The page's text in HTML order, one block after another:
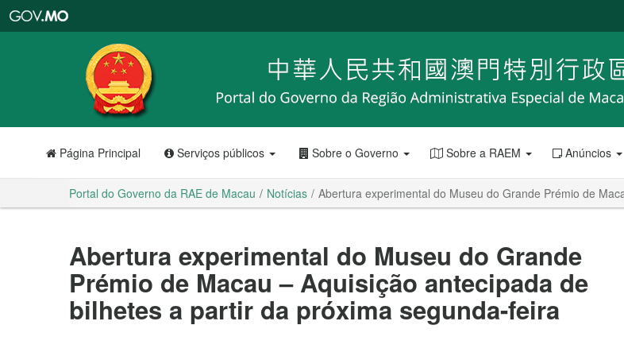
RAE
de
Macau
Página Principal Serviços públicos Sobre o Governo Sobre a RAEM Anúncios
Portal do Governo da RAE de Macau Notícias Abertura experimental do Museu do Grande Prémio de
Abertura experimental do Museu do Grande
Prémio de Macau – Aquisição antecipada de
bilhetes a partir da próxima segunda-feira